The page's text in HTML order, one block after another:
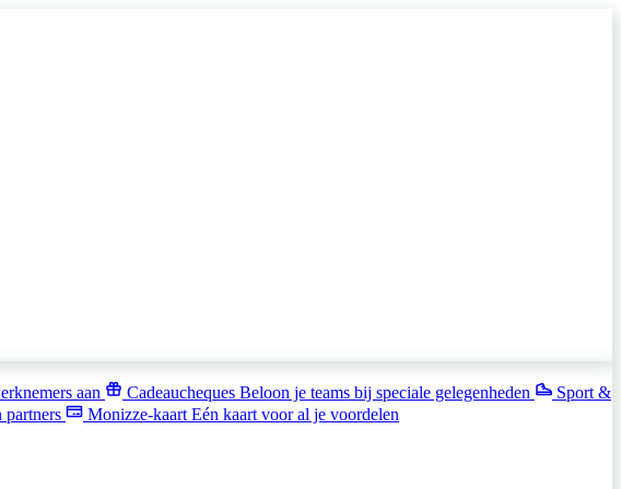
aan Cadeaucheques Beloon je teams bij speciale gelegenheden
Sport &
partners Monizze-kaart Eén kaart voor al je voordelen